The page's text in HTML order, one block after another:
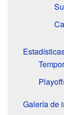
Galería de